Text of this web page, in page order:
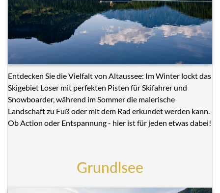
Entdecken Sie die Vielfalt von Altaussee: Im Winter lockt das
Skigebiet Loser mit perfekten Pisten für Skifahrer und
Snowboarder, während im Sommer die malerische
Landschaft zu Fuß oder mit dem Rad erkundet werden kann.
Ob Action oder Entspannung - hier ist für jeden etwas dabei!
Grundlsee